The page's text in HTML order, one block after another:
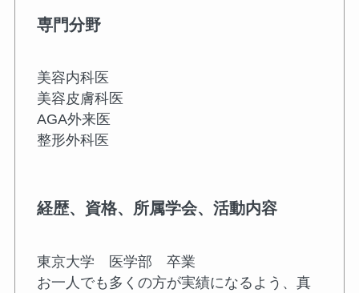
専門分野
美容内科医
美容皮膚科医
AGA外来医
整形外科医
経歴、資格、所属学会、活動内容
東京大学 医学部 卒業
お一人でも多くの方が実績になるよう、真